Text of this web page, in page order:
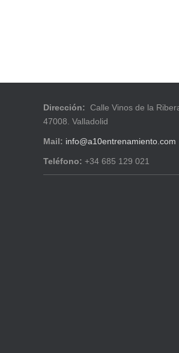
Dirección: Calle Vinos de la
47008. Valladolid
Mail: info@a10entrenamiento.com
Teléfono: +34 685 129 021